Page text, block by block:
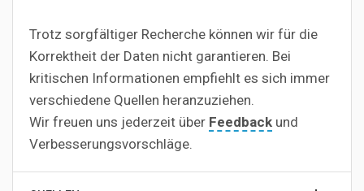
Trotz sorgfältiger Recherche können wir für die
Korrektheit der Daten nicht garantieren. Bei
kritischen Informationen empfiehlt es sich immer
verschiedene Quellen heranzuziehen.
Wir freuen uns jederzeit über Feedback und
Verbesserungsvorschläge.